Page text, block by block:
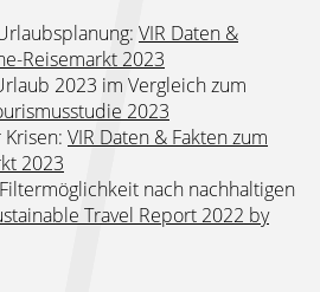
VIR Daten &
Reisemarkt 2023
2023 im Vergleich zum
2023
VIR Daten & Fakten zum
2023
nach nachhaltigen
Travel Report 2022 by